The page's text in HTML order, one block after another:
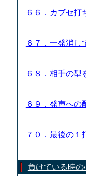
６６．カブセ
６７．一発消
６８．相手の
６９．発声へ
７０．最後の
負けている時の